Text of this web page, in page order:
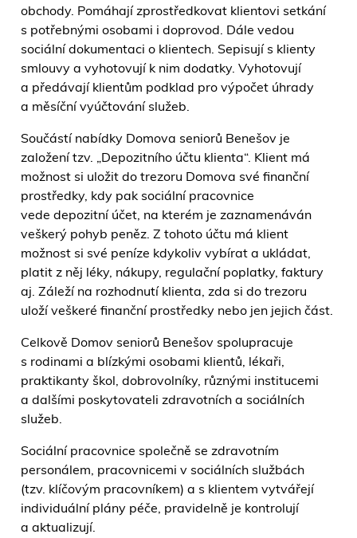
obchody. Pomáhají zprostředkovat klientovi setkání
s potřebnými osobami i doprovod. Dále vedou
sociální dokumentaci o klientech. Sepisují s klienty
smlouvy a vyhotovují k nim dodatky. Vyhotovují
a předávají klientům podklad pro výpočet úhrady
a měsíční vyúčtování služeb.
Součástí nabídky Domova seniorů Benešov je
založení tzv. „Depozitního účtu klienta“. Klient má
možnost si uložit do trezoru Domova své finanční
prostředky, kdy pak sociální pracovnice
vede depozitní účet, na kterém je zaznamenáván
veškerý pohyb peněz. Z tohoto účtu má klient
možnost si své peníze kdykoliv vybírat a ukládat,
platit z něj léky, nákupy, regulační poplatky, faktury
aj. Záleží na rozhodnutí klienta, zda si do trezoru
uloží veškeré finanční prostředky nebo jen jejich část.
Celkově Domov seniorů Benešov spolupracuje
s rodinami a blízkými osobami klientů, lékaři,
praktikanty škol, dobrovolníky, různými institucemi
a dalšími poskytovateli zdravotních a sociálních
služeb.
Sociální pracovnice společně se zdravotním
personálem, pracovnicemi v sociálních službách
(tzv. klíčovým pracovníkem) a s klientem vytvářejí
individuální plány péče, pravidelně je kontrolují
a aktualizují.